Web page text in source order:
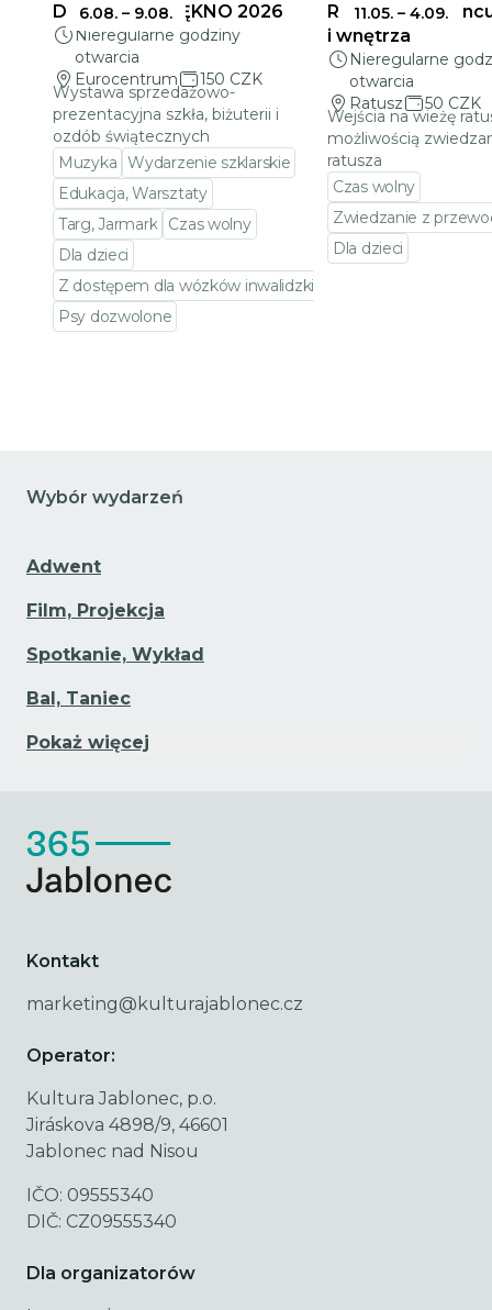
6.08. – 9.08.
DELIKATNE PIĘKNO 2026
Nieregularne godziny
otwarcia
Eurocentrum
150 CZK
Wystawa sprzedażowo-
prezentacyjna szkła, biżuterii i
ozdób świątecznych
Muzyka Wydarzenie szklarskie
Edukacja, Warsztaty
Targ, Jarmark
Czas wolny
Dla dzieci
Z dostępem dla wózków inwalidzkich
Psy dozwolone
11.05. – 4.09.
Ratusz w
i wnętrza
Nieregularne
otwarcia
Ratusz
50 CZK
Wejścia na wieżę
możliwością
ratusza
Czas wolny
Zwiedzanie z
Dla dzieci
Wybór wydarzeń
Adwent
Film, Projekcja
Spotkanie, Wykład
Bal, Taniec
Pokaż więcej
Kontakt
marketing@kulturajablonec.cz
Operator:
Kultura Jablonec, p.o.
Jiráskova 4898/9, 46601
Jablonec nad Nisou
IČO: 09555340
DIČ: CZ09555340
Dla organizatorów